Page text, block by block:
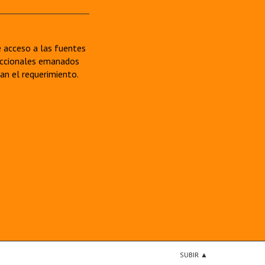
acceso a las fuentes
emanados
el requerimiento.
SUBIR ▲